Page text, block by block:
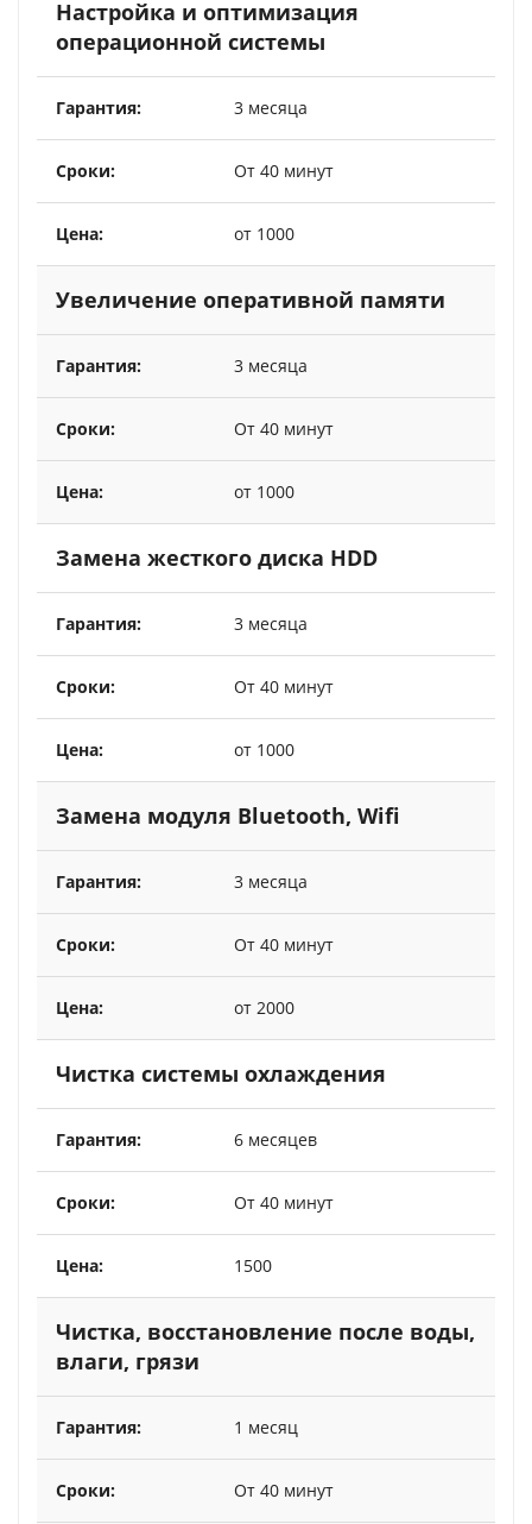
Настройка и оптимизация
операционной системы
3 месяца
От 40 минут
от 1000
Увеличение оперативной памяти
3 месяца
От 40 минут
от 1000
Замена жесткого диска HDD
3 месяца
От 40 минут
от 1000
Замена модуля Bluetooth, Wifi
3 месяца
От 40 минут
от 2000
Чистка системы охлаждения
6 месяцев
От 40 минут
1500
Чистка, восстановление после воды,
влаги, грязи
1 месяц
От 40 минут